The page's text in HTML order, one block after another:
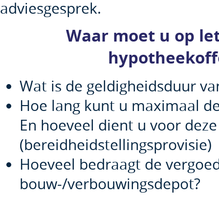
adviesgesprek.
Waar moet u op
Wat is de geldigheidsduur
Hoe lang kunt u maximaal
En hoeveel dient u voor
(bereidheidstellingsprovisie)
Hoeveel bedraagt de
bouw-/verbouwingsdepot?